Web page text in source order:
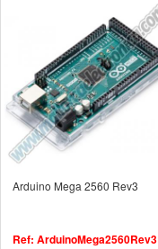
Arduino Mega 2560 Rev3
Ref: ArduinoMega2560Rev3